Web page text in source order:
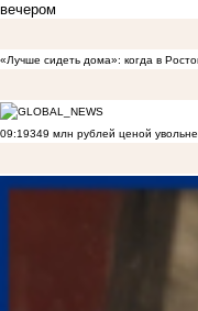
вечером
«Лучше сидеть дома»: когда в
09:19349 млн рублей ценой